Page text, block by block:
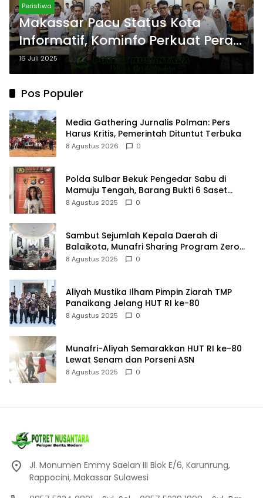
Peristiwa
Makassar Pacu Status Kota
Informatif, Kominfo Perkuat Peran
Strategis PPID
16 Juli 2025
Pos Populer
Media Gathering Jurnalis Polman: Pers
Harus Kritis, Pemerintah Dituntut Terbuka
8 Agustus 2026 0
Polda Sulbar Bekuk Pengedar Sabu di
Mamuju Tengah, Barang Bukti 6 Saset
Diamankan
8 Agustus 2025 0
Sambut Sejumlah Kepala Daerah di
Balaikota, Munafri Sharing Program Zero
Waste Makassar
8 Agustus 2025 0
Aliyah Mustika Ilham Pimpin Ziarah TMP
Panaikang Jelang HUT RI ke-80
8 Agustus 2025 0
Munafri-Aliyah Semarakkan HUT RI ke-80
Lewat Senam dan Porseni ASN
8 Agustus 2025 0
Jl. Monumen Emmy Saelan III Blok E/6, Karunrung,
Rappocini, Makassar Sulawesi